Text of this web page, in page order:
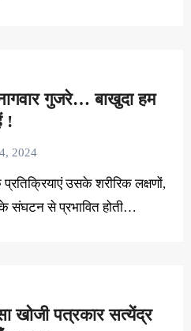
गुजरे… बाखुदा हम
!
2024
संघटन से प्रभावित होती…
खोजी पत्रकार सत्येंद्र